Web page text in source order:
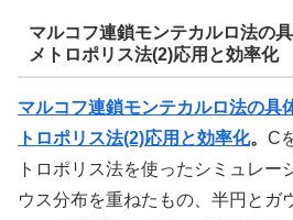
マルコフ連鎖モンテカルロ法の
メトロポリス法(2)応用と効率化
マルコフ連鎖モンテカルロ法の具
トロポリス法(2)応用と効率化。 C
トロポリス法を使ったシミュレー
ウス分布を重ねたもの、半円とガ